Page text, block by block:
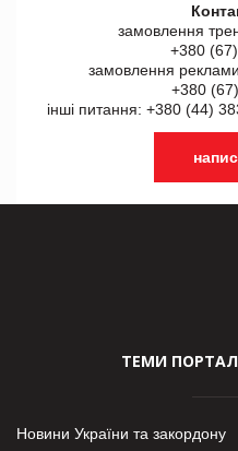
замовлення
+380
замовлення
+380
інші питання: +380 (44)
ТЕМИ
Новини України та закордону